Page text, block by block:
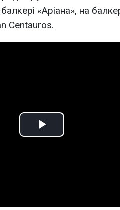
«Аріана», на
Centauros.
Play